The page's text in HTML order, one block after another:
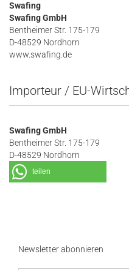
Swafing
Swafing GmbH
Bentheimer Str. 175-179
D-48529 Nordhorn
www.swafing.de
Importeur / EU-
Swafing GmbH
Bentheimer Str. 175-179
D-48529 Nordhorn
teilen
Newsletter abonnieren